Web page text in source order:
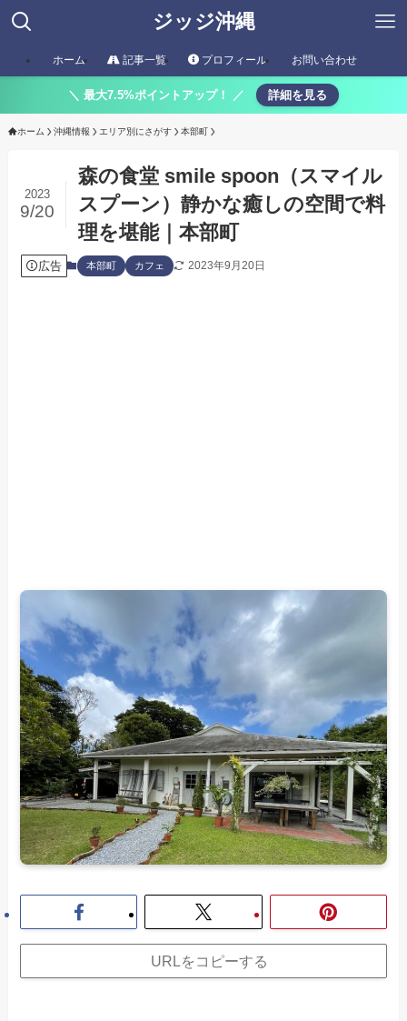
ジッジ沖縄
ホーム 記事一覧 プロフィール お問い合わせ
＼ 最大7.5%ポイントアップ！ ／ 詳細を見る
ホーム 沖縄情報 エリア別にさがす 本部町
森の食堂 smile spoon（スマイル
スプーン）静かな癒しの空間で料
理を堪能｜本部町
2023
9/20
広告 本部町 カフェ 2023年9月20日
URLをコピーする